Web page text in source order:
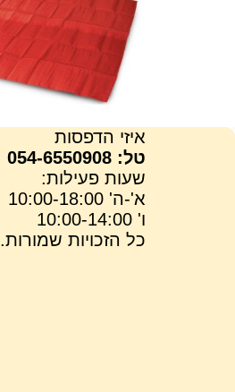
איזי הדפסות
טל: 054-6550908
שעות פעילות:
א'-ה' 10:00-18:00
ו' 10:00-14:00
כל הזכויות שמורות.